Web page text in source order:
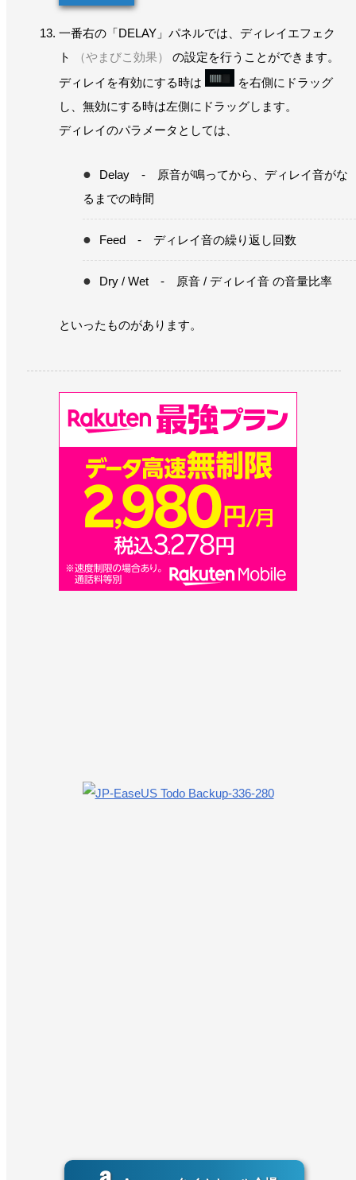
一番右の「DELAY」パネルでは、ディレイエフェク
ト
（やまびこ効果）
の設定を行うことができます。
ディレイを有効にする時は
を右側にドラッグ
し、無効にする時は左側にドラッグします。
ディレイのパラメータとしては、
Delay - 原音が鳴ってから、ディレイ音がな
るまでの時間
Feed - ディレイ音の繰り返し回数
Dry / Wet - 原音 / ディレイ音 の音量比率
といったものがあります。